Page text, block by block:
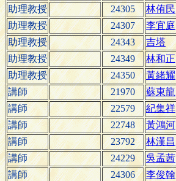
助理教授
24305 林侑民
助理教授
24307 李宜庭
助理教授
24343 吉塔
助理教授
24349 林和正
助理教授
24350 黃緒耀
講師
21970 蘇東龍
講師
22579 紀集祥
講師
22748 黃鴻河
講師
23792 林漢昌
講師
24229 吳孟茜
講師
24306 李俊翰